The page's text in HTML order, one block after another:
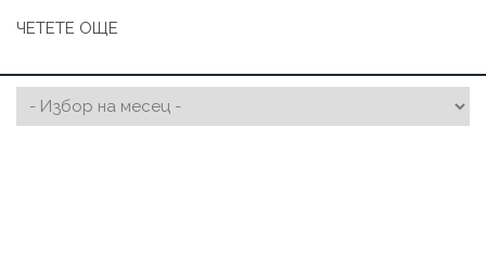
ЧЕТЕТЕ ОЩЕ